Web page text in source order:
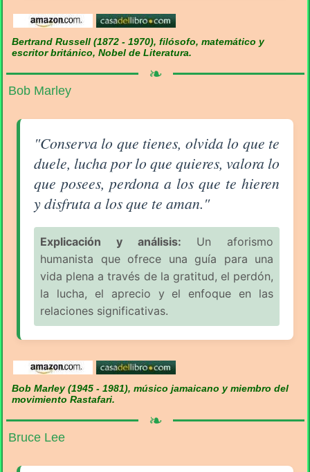
Bertrand Russell (1872 - 1970), filósofo, matemático y
escritor británico, Nobel de Literatura.
❧
Bob Marley
Aforismo sobre la Filosofía (pág. 2/16) - Bob Marley
"Conserva lo que tienes, olvida lo que te
duele, lucha por lo que quieres, valora lo
que posees, perdona a los que te hieren
y disfruta a los que te aman."
Explicación y análisis: Un aforismo
humanista que ofrece una guía para una
vida plena a través de la gratitud, el perdón,
la lucha, el aprecio y el enfoque en las
relaciones significativas.
Bob Marley (1945 - 1981), músico jamaicano y miembro del
movimiento Rastafari.
❧
Bruce Lee